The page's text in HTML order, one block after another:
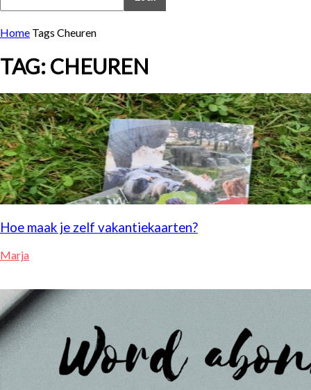
Home Tags Cheuren
TAG: CHEUREN
Hoe maak je zelf vakantiekaarten?
Marja